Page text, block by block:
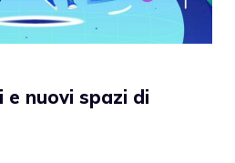
e nuovi spazi di